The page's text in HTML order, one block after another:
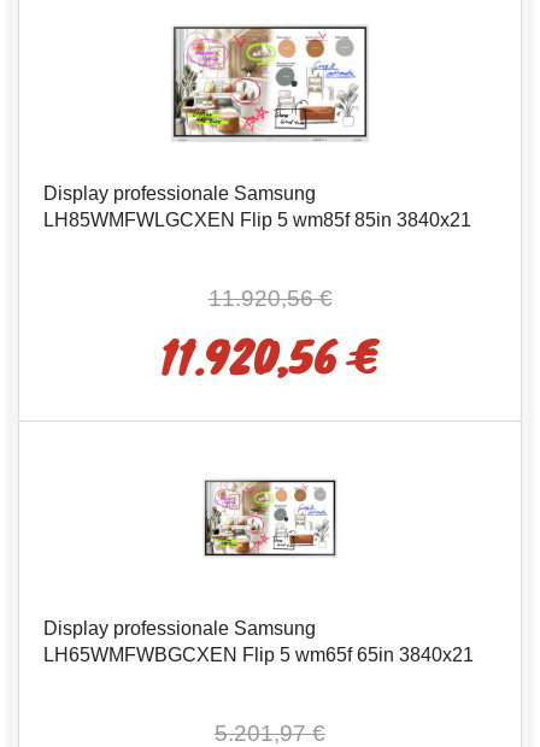
Display professionale Samsung
LH85WMFWLGCXEN Flip 5 wm85f 85in 3840x21
11.920,56 €
11.920,56 €
Display professionale Samsung
LH65WMFWBGCXEN Flip 5 wm65f 65in 3840x21
5.201,97 €